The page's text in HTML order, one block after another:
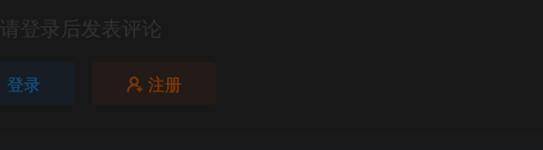
请登录后发表评论
登录 注册